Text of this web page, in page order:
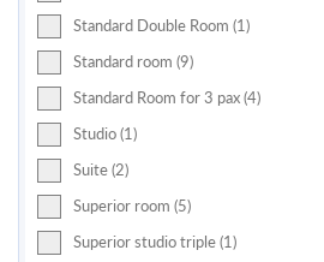
Standard Double Room (1)
Standard room (9)
Standard Room for 3 pax (4)
Studio (1)
Suite (2)
Superior room (5)
Superior studio triple (1)